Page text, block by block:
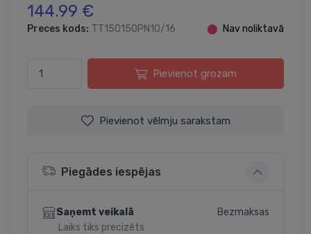
144.99 €
Preces kods: TT150150PN10/16 ⬤ Nav noliktavā
Pievienot grozam
Pievienot vēlmju sarakstam
Piegādes iespējas
Saņemt veikalā
Laiks tiks precizēts
Bezmaksas